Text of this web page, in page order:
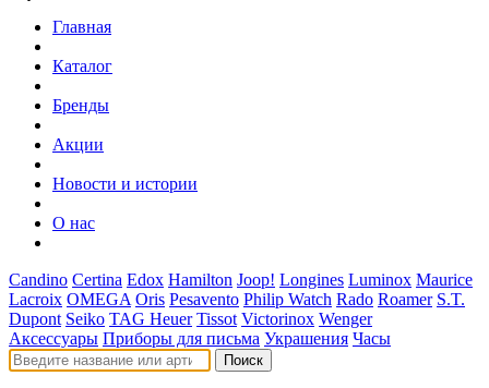
Главная
Каталог
Бренды
Акции
Новости и истории
О нас
Candino Certina Edox Hamilton Joop! Longines Luminox Maurice
Lacroix OMEGA Oris Pesavento Philip Watch Rado Roamer S.T.
Dupont Seiko TAG Heuer Tissot Victorinox Wenger
Аксессуары Приборы для письма Украшения Часы
Поиск